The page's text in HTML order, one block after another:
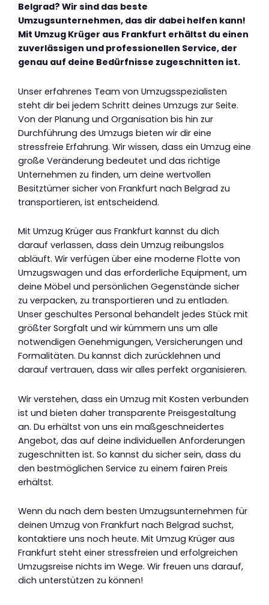
Belgrad? Wir sind das beste
Umzugsunternehmen, das dir dabei helfen kann!
Mit Umzug Krüger aus Frankfurt erhältst du einen
zuverlässigen und professionellen Service, der
genau auf deine Bedürfnisse zugeschnitten ist.
Unser erfahrenes Team von Umzugsspezialisten
steht dir bei jedem Schritt deines Umzugs zur Seite.
Von der Planung und Organisation bis hin zur
Durchführung des Umzugs bieten wir dir eine
stressfreie Erfahrung. Wir wissen, dass ein Umzug eine
große Veränderung bedeutet und das richtige
Unternehmen zu finden, um deine wertvollen
Besitztümer sicher von Frankfurt nach Belgrad zu
transportieren, ist entscheidend.
Mit Umzug Krüger aus Frankfurt kannst du dich
darauf verlassen, dass dein Umzug reibungslos
abläuft. Wir verfügen über eine moderne Flotte von
Umzugswagen und das erforderliche Equipment, um
deine Möbel und persönlichen Gegenstände sicher
zu verpacken, zu transportieren und zu entladen.
Unser geschultes Personal behandelt jedes Stück mit
größter Sorgfalt und wir kümmern uns um alle
notwendigen Genehmigungen, Versicherungen und
Formalitäten. Du kannst dich zurücklehnen und
darauf vertrauen, dass wir alles perfekt organisieren.
Wir verstehen, dass ein Umzug mit Kosten verbunden
ist und bieten daher transparente Preisgestaltung
an. Du erhältst von uns ein maßgeschneidertes
Angebot, das auf deine individuellen Anforderungen
zugeschnitten ist. So kannst du sicher sein, dass du
den bestmöglichen Service zu einem fairen Preis
erhältst.
Wenn du nach dem besten Umzugsunternehmen für
deinen Umzug von Frankfurt nach Belgrad suchst,
kontaktiere uns noch heute. Mit Umzug Krüger aus
Frankfurt steht einer stressfreien und erfolgreichen
Umzugsreise nichts im Wege. Wir freuen uns darauf,
dich unterstützen zu können!